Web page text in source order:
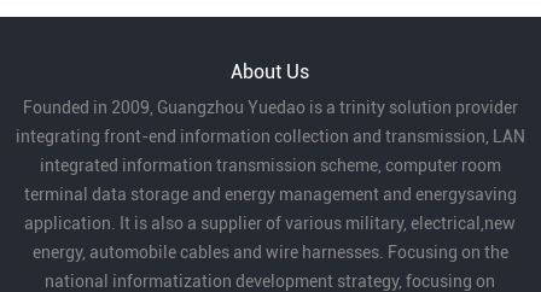
About Us
Founded in 2009, Guangzhou Yuedao is a trinity solution provider
integrating front-end information collection and transmission, LAN
integrated information transmission scheme, computer room
terminal data storage and energy management and energysaving
application. It is also a supplier of various military, electrical,new
energy, automobile cables and wire harnesses. Focusing on the
national informatization development strategy, focusing on